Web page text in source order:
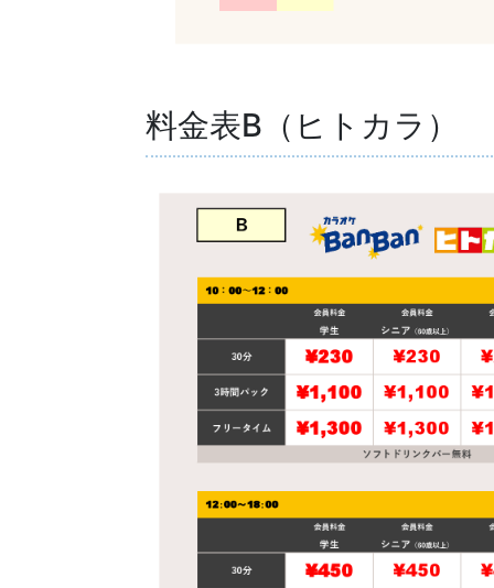
料金表B（ヒトカラ）